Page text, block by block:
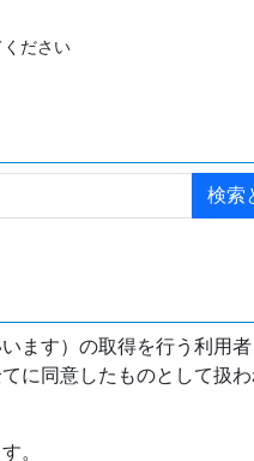
ださい
ます）の取得を行う利用者
に同意したものとして扱わ
。